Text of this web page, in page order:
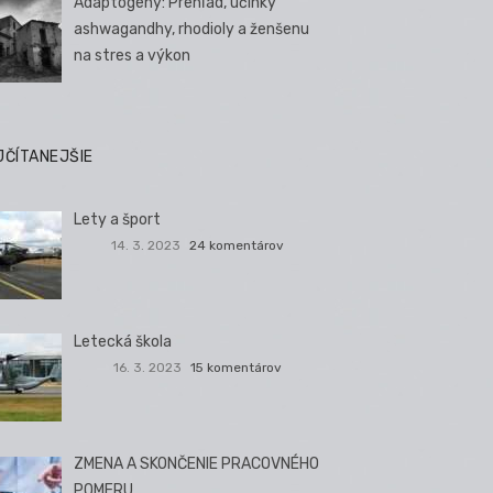
ashwagandhy, rhodioly a ženšenu
na stres a výkon
Lety a šport
14. 3. 2023 24 komentárov
Letecká škola
16. 3. 2023 15 komentárov
ZMENA A SKONČENIE PRACOVNÉHO